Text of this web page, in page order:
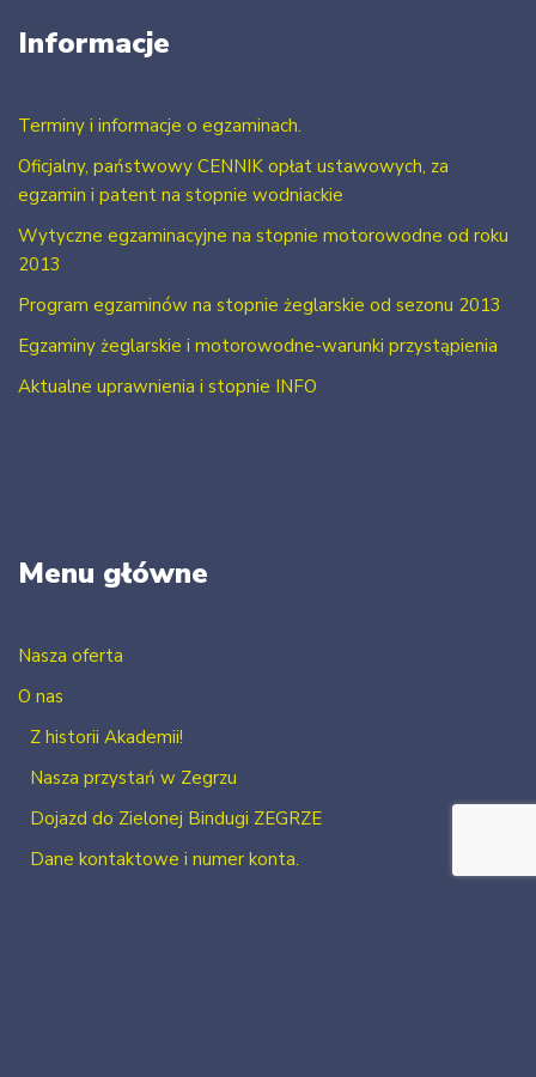
Informacje
Terminy i informacje o egzaminach.
Oficjalny, państwowy CENNIK opłat ustawowych, za
egzamin i patent na stopnie wodniackie
Wytyczne egzaminacyjne na stopnie motorowodne od roku
2013
Program egzaminów na stopnie żeglarskie od sezonu 2013
Egzaminy żeglarskie i motorowodne-warunki przystąpienia
Aktualne uprawnienia i stopnie INFO
Menu główne
Nasza oferta
O nas
Z historii Akademii!
Nasza przystań w Zegrzu
Dojazd do Zielonej Bindugi ZEGRZE
Dane kontaktowe i numer konta.